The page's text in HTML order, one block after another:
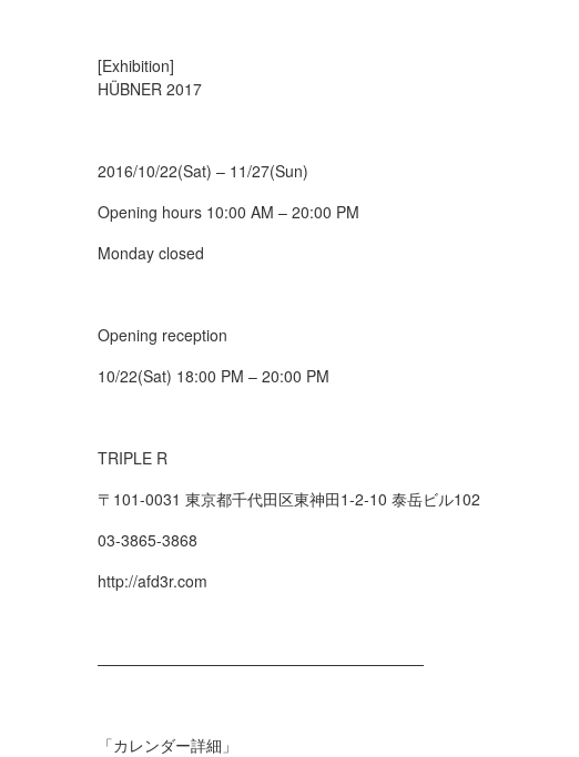
[Exhibition]
HÜBNER 2017
2016/10/22(Sat) – 11/27(Sun)
Opening hours 10:00 AM – 20:00 PM
Monday closed
Opening reception
10/22(Sat) 18:00 PM – 20:00 PM
TRIPLE R
〒101-0031 東京都千代田区東神田1-2-10 泰岳ビル102
03-3865-3868
http://afd3r.com
—————————————————————
「カレンダー詳細」